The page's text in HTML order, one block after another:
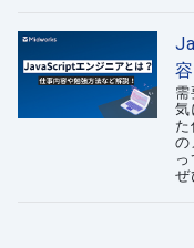
需
気
の
ぜ